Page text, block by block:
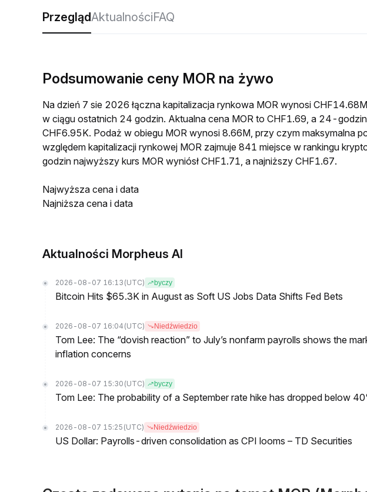
PrzeglądAktualnościFAQ
Podsumowanie ceny MOR na żywo
Na dzień 7 sie 2026 łączna kapitalizacja rynkowa MOR wynosi
w ciągu ostatnich 24 godzin. Aktualna cena MOR to CHF1.69, a 24-
CHF6.95K. Podaż w obiegu MOR wynosi 8.66M, przy czym maksymalna
względem kapitalizacji rynkowej MOR zajmuje 841 miejsce w rankingu
godzin najwyższy kurs MOR wyniósł CHF1.71, a najniższy CHF1.67.
Najwyższa cena i data
Najniższa cena i data
Aktualności Morpheus AI
2026-08-07 16:13 (UTC) byczy
Bitcoin Hits $65.3K in August as Soft US Jobs Data Shifts Fed Bets
2026-08-07 16:04 (UTC) Niedźwiedzio
Tom Lee: The “dovish reaction” to July’s nonfarm payrolls shows the
inflation concerns
2026-08-07 15:30 (UTC) byczy
Tom Lee: The probability of a September rate hike has dropped below
2026-08-07 15:25 (UTC) Niedźwiedzio
US Dollar: Payrolls-driven consolidation as CPI looms – TD Securities